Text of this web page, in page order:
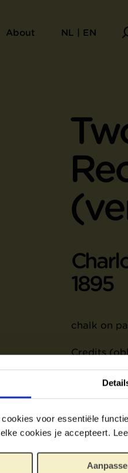
voor essentiële
cookies je accepteert.
About NL | EN
1895
chalk on
Credits